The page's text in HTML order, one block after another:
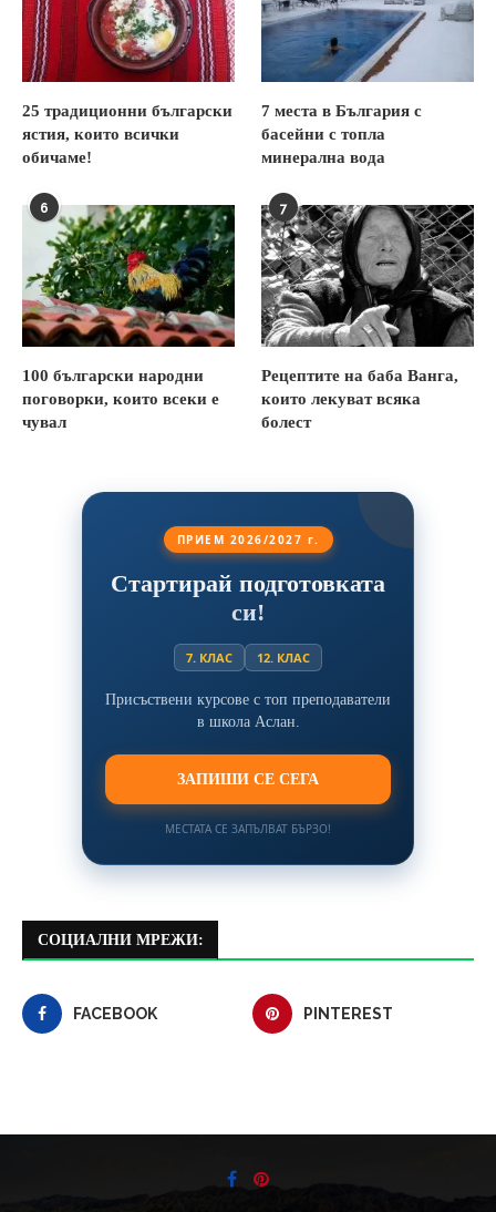
25 традиционни български
ястия, които всички
обичаме!
7 места в България с
басейни с топла
минерална вода
6
100 български народни
поговорки, които всеки е
чувал
7
Рецептите на баба Ванга,
които лекуват всяка
болест
ПРИЕМ 2026/2027 г.
Стартирай подготовката
си!
7. КЛАС 12. КЛАС
Присъствени курсове с топ преподаватели
в школа Аслан.
ЗАПИШИ СЕ СЕГА
МЕСТАТА СЕ ЗАПЪЛВАТ БЪРЗО!
СОЦИАЛНИ МРЕЖИ:
FACEBOOK PINTEREST